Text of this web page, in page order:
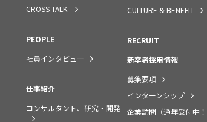
CROSS TALK
PEOPLE
社員インタビュー
仕事紹介
コンサルタント、研究・開発
CULTURE & BENEFIT
RECRUIT
新卒者採用情報
募集要項
インターンシップ
企業訪問（通年受付中！